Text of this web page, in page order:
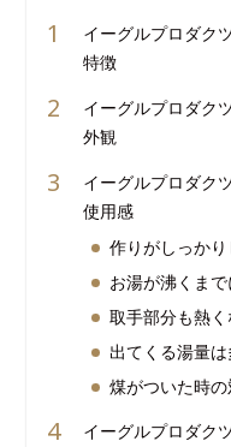
イーグルプロダク
特徴
イーグルプロダク
外観
イーグルプロダク
使用感
作りがしっか
お湯が沸くま
取手部分も熱
出てくる湯量
煤がついた時
イーグルプロダク